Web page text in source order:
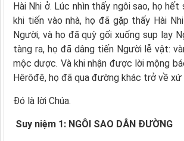
Hài Nhi ở. Lúc nhìn thấy ngôi sao, họ
khi tiến vào nhà, họ đã gặp thấy Hài
Người, và họ đã quỳ gối xuống sụp lạy
tàng ra, họ đã dâng tiến Người lễ vật:
mộc dược. Và khi nhận được lời mộng
Hêrôđê, họ đã qua đường khác trở về xứ
Ðó là lời Chúa.
Suy niệm 1: NGÔI SAO DẪN ĐƯỜNG